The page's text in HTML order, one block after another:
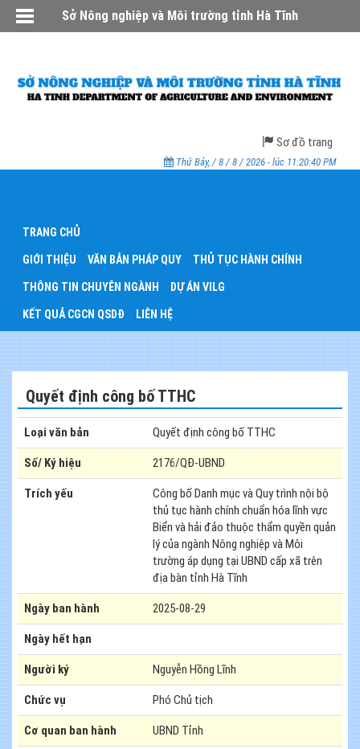
Sở Nông nghiệp và Môi trường tỉnh Hà Tĩnh
Sơ đồ trang
Thứ Bảy, / 8 / 8 / 2026 - lúc 11:20:40 PM
TRANG CHỦ
GIỚI THIỆU VĂN BẢN PHÁP QUY THỦ TỤC HÀNH CHÍNH
THÔNG TIN CHUYÊN NGÀNH DỰ ÁN VILG
KẾT QUẢ CGCN QSDĐ LIÊN HỆ
Quyết định công bố TTHC
Loại văn bản Quyết định công bố TTHC
Số/ Ký hiệu 2176/QĐ-UBND
Trích yếu
Công bố Danh mục và Quy trình nội bộ
thủ tục hành chính chuẩn hóa lĩnh vực
Biển và hải đảo thuộc thẩm quyền quản
lý của ngành Nông nghiệp và Môi
trường áp dụng tại UBND cấp xã trên
địa bàn tỉnh Hà Tĩnh
Ngày ban hành 2025-08-29
Ngày hết hạn
Người ký Nguyễn Hồng Lĩnh
Chức vụ Phó Chủ tịch
Cơ quan ban hành UBND Tỉnh